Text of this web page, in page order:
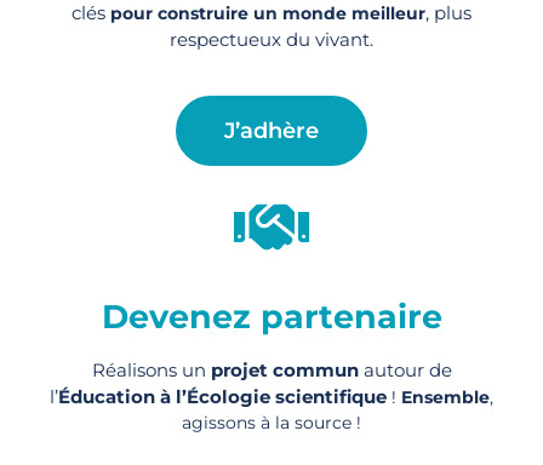
clés pour construire un monde meilleur, plus
respectueux du vivant.
J’adhère
Devenez partenaire
Réalisons un projet communautour de
l’Éducation à l’Écologie scientifique ! Ensemble,
agissons à la source !